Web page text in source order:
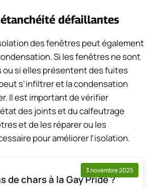
défaillantes
des fenêtres peut également
Si les fenêtres ne sont
ou si elles présentent des fuites
peut s’infiltrer et la condensation
Il est important de vérifier
des joints et du calfeutrage
et de les réparer ou les
pour améliorer l’isolation.
3 novembre 2025
de chars à la Gay Pride ?